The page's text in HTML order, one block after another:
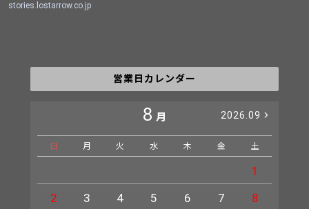
stories.lostarrow.co.jp
営業日カレンダー
8 月 2026.09
日 月 火 水 木 金 土
1
2
3 4 5 6 7
8